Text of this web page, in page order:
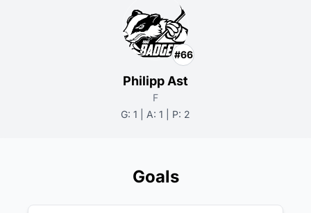
#66
Philipp Ast
F
G: 1 | A: 1 | P: 2
Goals